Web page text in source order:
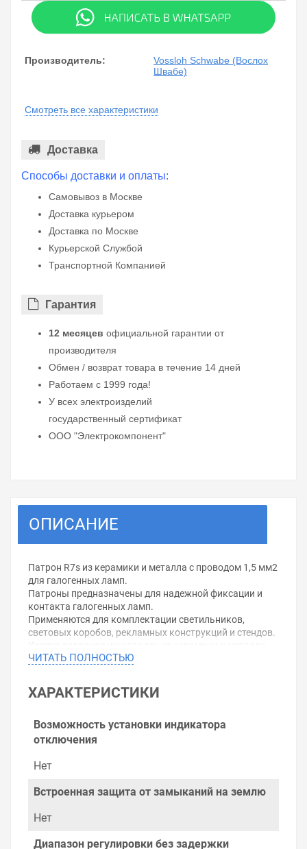
Производитель:
Vossloh Schwabe (Вослох
Швабе)
Смотреть все характеристики
Доставка
Способы доставки и оплаты:
Самовывоз в Москве
Доставка курьером
Доставка по Москве
Курьерской Службой
Транспортной Компанией
Гарантия
12 месяцев официальной гарантии от
производителя
Обмен / возврат товара в течение 14 дней
Работаем с 1999 года!
У всех электроизделий
государственный сертификат
ООО "Электрокомпонент"
ОПИСАНИЕ
Патрон R7s из керамики и металла с проводом 1,5 мм2
для галогенных ламп.
Патроны предназначены для надежной фиксации и
контакта галогенных ламп.
Применяются для комплектации светильников,
световых коробов, рекламных конструкций и стендов.
Корпус патронов изготовлен из керамики и металла.
Контактная группа патронов – латунь.
Обращаем Ваше внимание, что размещенная на
данном сайте справочная информация о товарах не
необходимо уточнить у менеджеров, которые с
оформлении на него заказа.
Производитель оставляет за собой право изменять
ЧИТАТЬ ПОЛНОСТЬЮ
ХАРАКТЕРИСТИКИ
Возможность установки индикатора
отключения
Нет
Встроенная защита от замыканий на землю
Нет
Диапазон регулировки без задержки